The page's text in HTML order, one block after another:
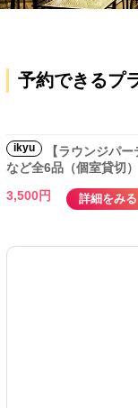
予約できるプ
ikyu
【ラウンジパ
など全6品（個室貸切）
3,500円
詳細をみる